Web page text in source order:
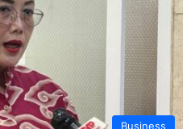
Business